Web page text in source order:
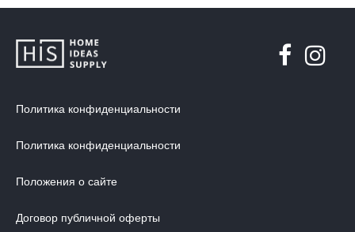
Политика конфиденциальности
Политика конфиденциальности
Положения о сайте
Договор публичной оферты